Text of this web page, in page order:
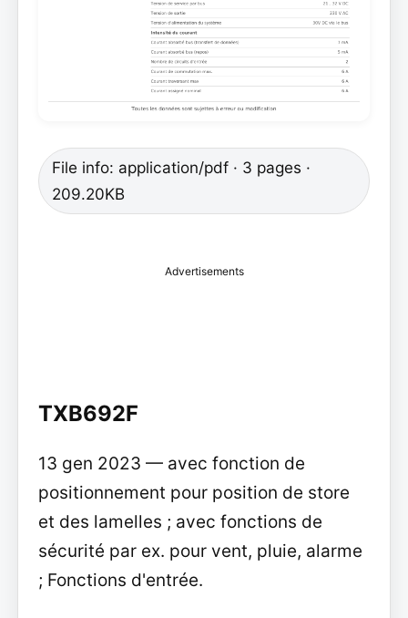
File info: application/pdf · 3 pages ·
209.20KB
Advertisements
TXB692F
13 gen 2023 — avec fonction de
positionnement pour position de store
et des lamelles ; avec fonctions de
sécurité par ex. pour vent, pluie, alarme
; Fonctions d'entrée.